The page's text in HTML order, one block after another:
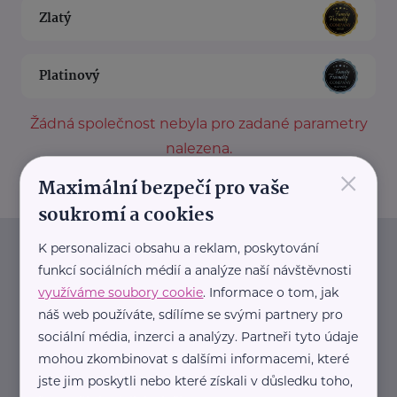
Zlatý
Platinový
Žádná společnost nebyla pro zadané parametry
nalezena.
Newsletter
Pravidelný přísun novinek, inspirace na každý den,
podpora pro rodiče i sdílení zkušeností. Takový je
Newsletter webu eMaminy.cz. Přihlaste se k jeho
odběru a čtěte o tématech, které vám pomohou
×
Maximální bezpečí pro vaše
soukromí a cookies
K personalizaci obsahu a reklam, poskytování
funkcí sociálních médií a analýze naší návštěvnosti
využíváme soubory cookie. Informace o tom, jak
náš web používáte, sdílíme se svými partnery pro
sociální média, inzerci a analýzy. Partneři tyto údaje
mohou zkombinovat s dalšími informacemi, které
jste jim poskytli nebo které získali v důsledku toho,